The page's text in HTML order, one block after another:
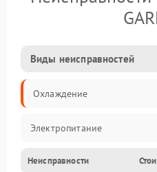
Виды неисправностей
Охлаждение
Электропитание
Неисправности